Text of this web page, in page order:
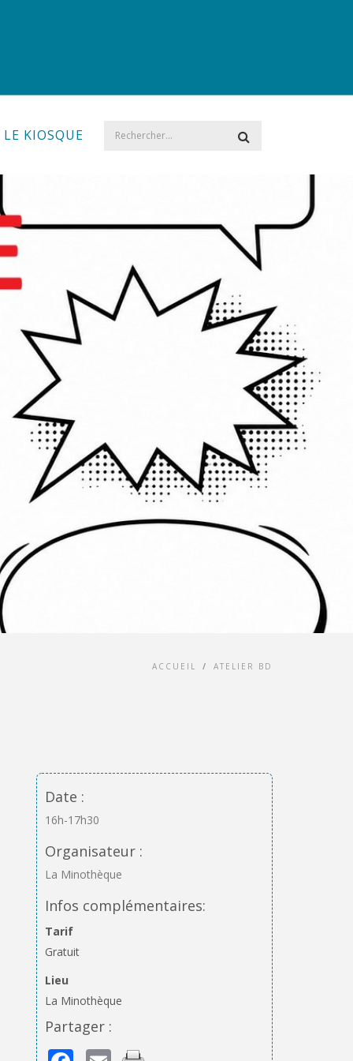
LE KIOSQUE
ACCUEIL / ATELIER BD
Date :
16h-17h30
Organisateur :
La Minothèque
Infos complémentaires:
Tarif
Gratuit
Lieu
La Minothèque
Partager :